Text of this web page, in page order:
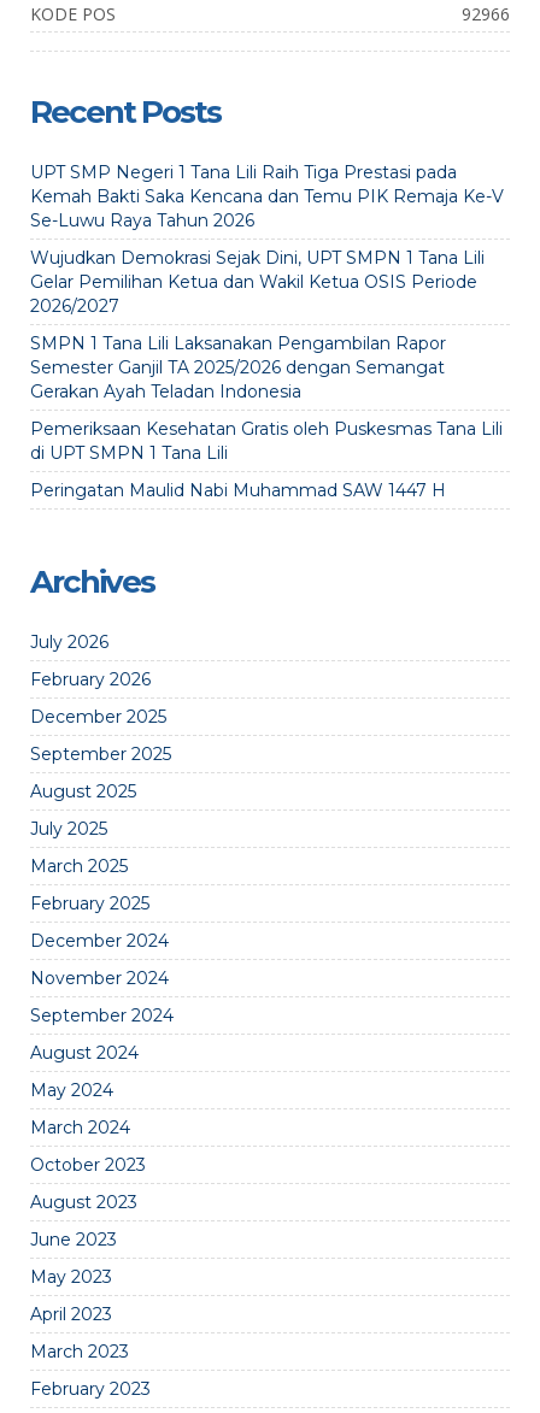
KODE POS
92966
Recent Posts
UPT SMP Negeri 1 Tana Lili Raih Tiga Prestasi pada
Kemah Bakti Saka Kencana dan Temu PIK Remaja Ke-V
Se-Luwu Raya Tahun 2026
Wujudkan Demokrasi Sejak Dini, UPT SMPN 1 Tana Lili
Gelar Pemilihan Ketua dan Wakil Ketua OSIS Periode
2026/2027
SMPN 1 Tana Lili Laksanakan Pengambilan Rapor
Semester Ganjil TA 2025/2026 dengan Semangat
Gerakan Ayah Teladan Indonesia
Pemeriksaan Kesehatan Gratis oleh Puskesmas Tana Lili
di UPT SMPN 1 Tana Lili
Peringatan Maulid Nabi Muhammad SAW 1447 H
Archives
July 2026
February 2026
December 2025
September 2025
August 2025
July 2025
March 2025
February 2025
December 2024
November 2024
September 2024
August 2024
May 2024
March 2024
October 2023
August 2023
June 2023
May 2023
April 2023
March 2023
February 2023